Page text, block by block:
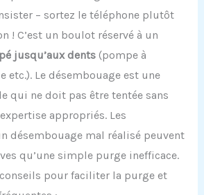
– sortez le téléphone plutôt
! C’est un boulot réservé à un
jusqu’aux dents(pompe à
Le désembouage est une
qui ne doit pas être tentée sans
appropriés. Les
désembouage mal réalisé peuvent
qu’une simple purge inefficace.
pour faciliter la purge et